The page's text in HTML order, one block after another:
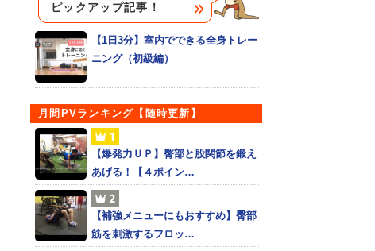
ピックアップ記事！
【1日3分】室内でできる全身トレー
ニング（初級編）
月間PVランキング【随時更新】
【爆発力ＵＰ】臀部と股関節を鍛え
あげる！【４ポイン…
【補強メニューにもおすすめ】臀部
筋を刺激するフロッ…